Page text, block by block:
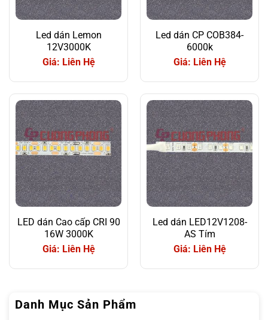
Led dán Lemon
12V3000K
Giá: Liên Hệ
Led dán CP COB384-
6000k
Giá: Liên Hệ
LED dán Cao cấp CRI 90
16W 3000K
Giá: Liên Hệ
Led dán LED12V1208-
AS Tím
Giá: Liên Hệ
Danh Mục Sản Phẩm